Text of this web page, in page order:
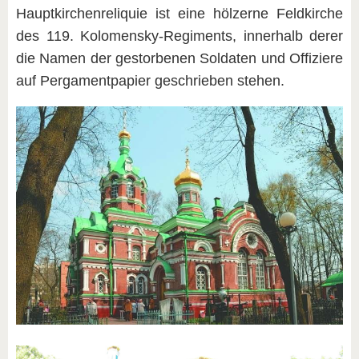
Hauptkirchenreliquie ist eine hölzerne Feldkirche
des 119. Kolomensky-Regiments, innerhalb derer
die Namen der gestorbenen Soldaten und Offiziere
auf Pergamentpapier geschrieben stehen.